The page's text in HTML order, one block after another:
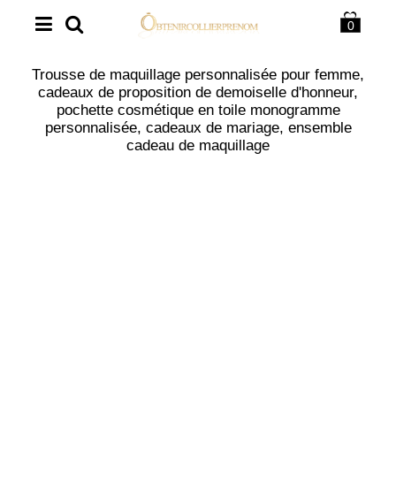
0
Trousse de maquillage personnalisée pour femme,
cadeaux de proposition de demoiselle d'honneur,
pochette cosmétique en toile monogramme
personnalisée, cadeaux de mariage, ensemble
cadeau de maquillage